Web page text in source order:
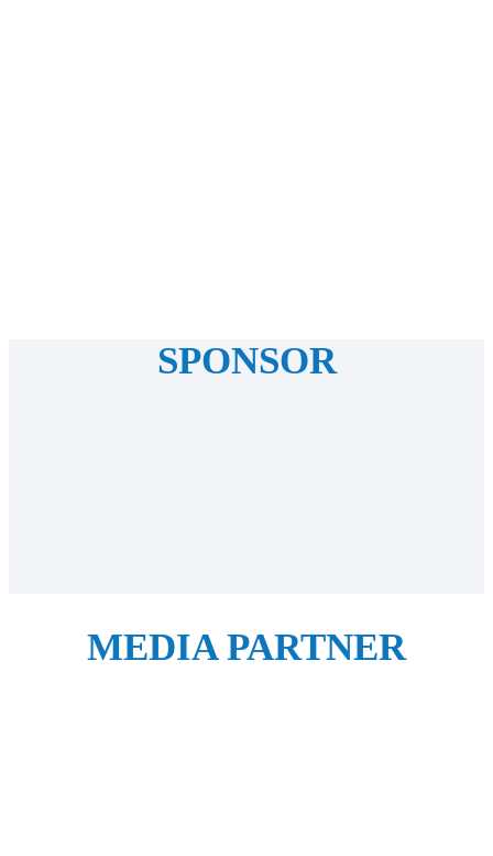
SPONSOR
MEDIA PARTNER